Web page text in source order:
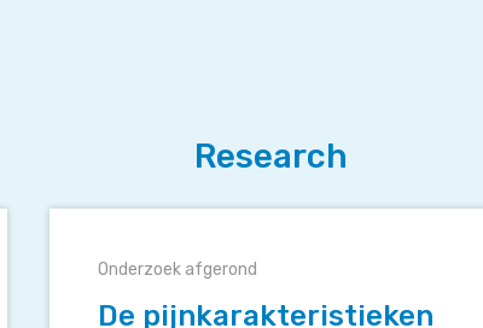
Research
Onderzoek afgerond
De pijnkarakteristieken